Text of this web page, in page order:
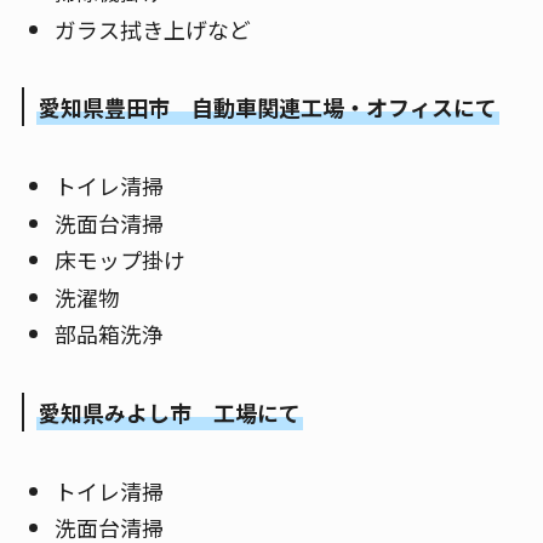
ガラス拭き上げなど
愛知県豊田市 自動車関連工場・オフィスにて
トイレ清掃
洗面台清掃
床モップ掛け
洗濯物
部品箱洗浄
愛知県みよし市 工場にて
トイレ清掃
洗面台清掃